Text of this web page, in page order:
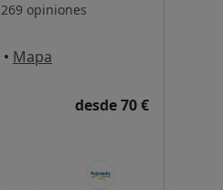
269 opiniones
• Mapa
desde 70 €